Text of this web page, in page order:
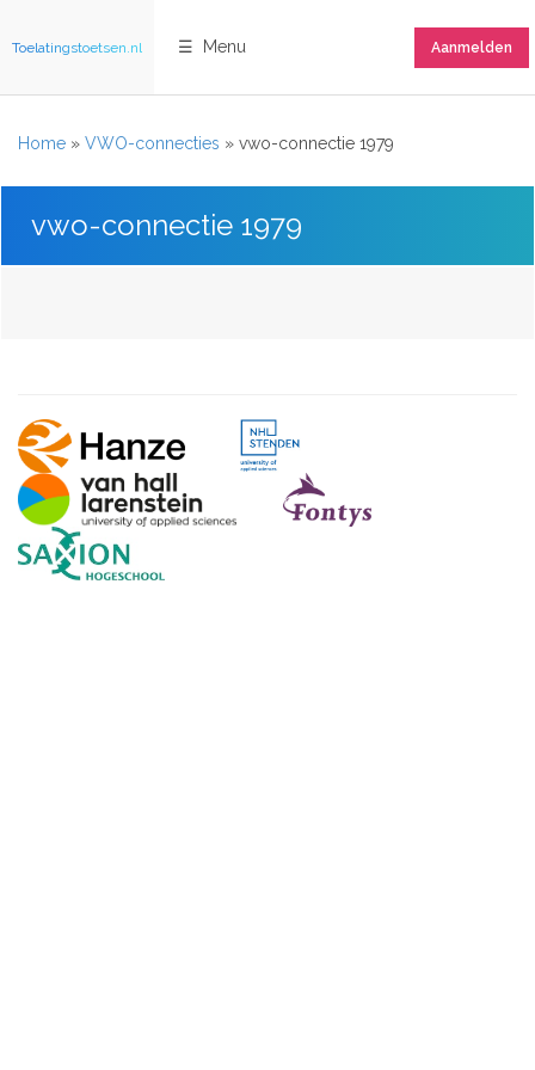
Toelatingstoetsen.nl ☰ Menu Aanmelden
Home » VWO-connecties » vwo-connectie 1979
vwo-connectie 1979